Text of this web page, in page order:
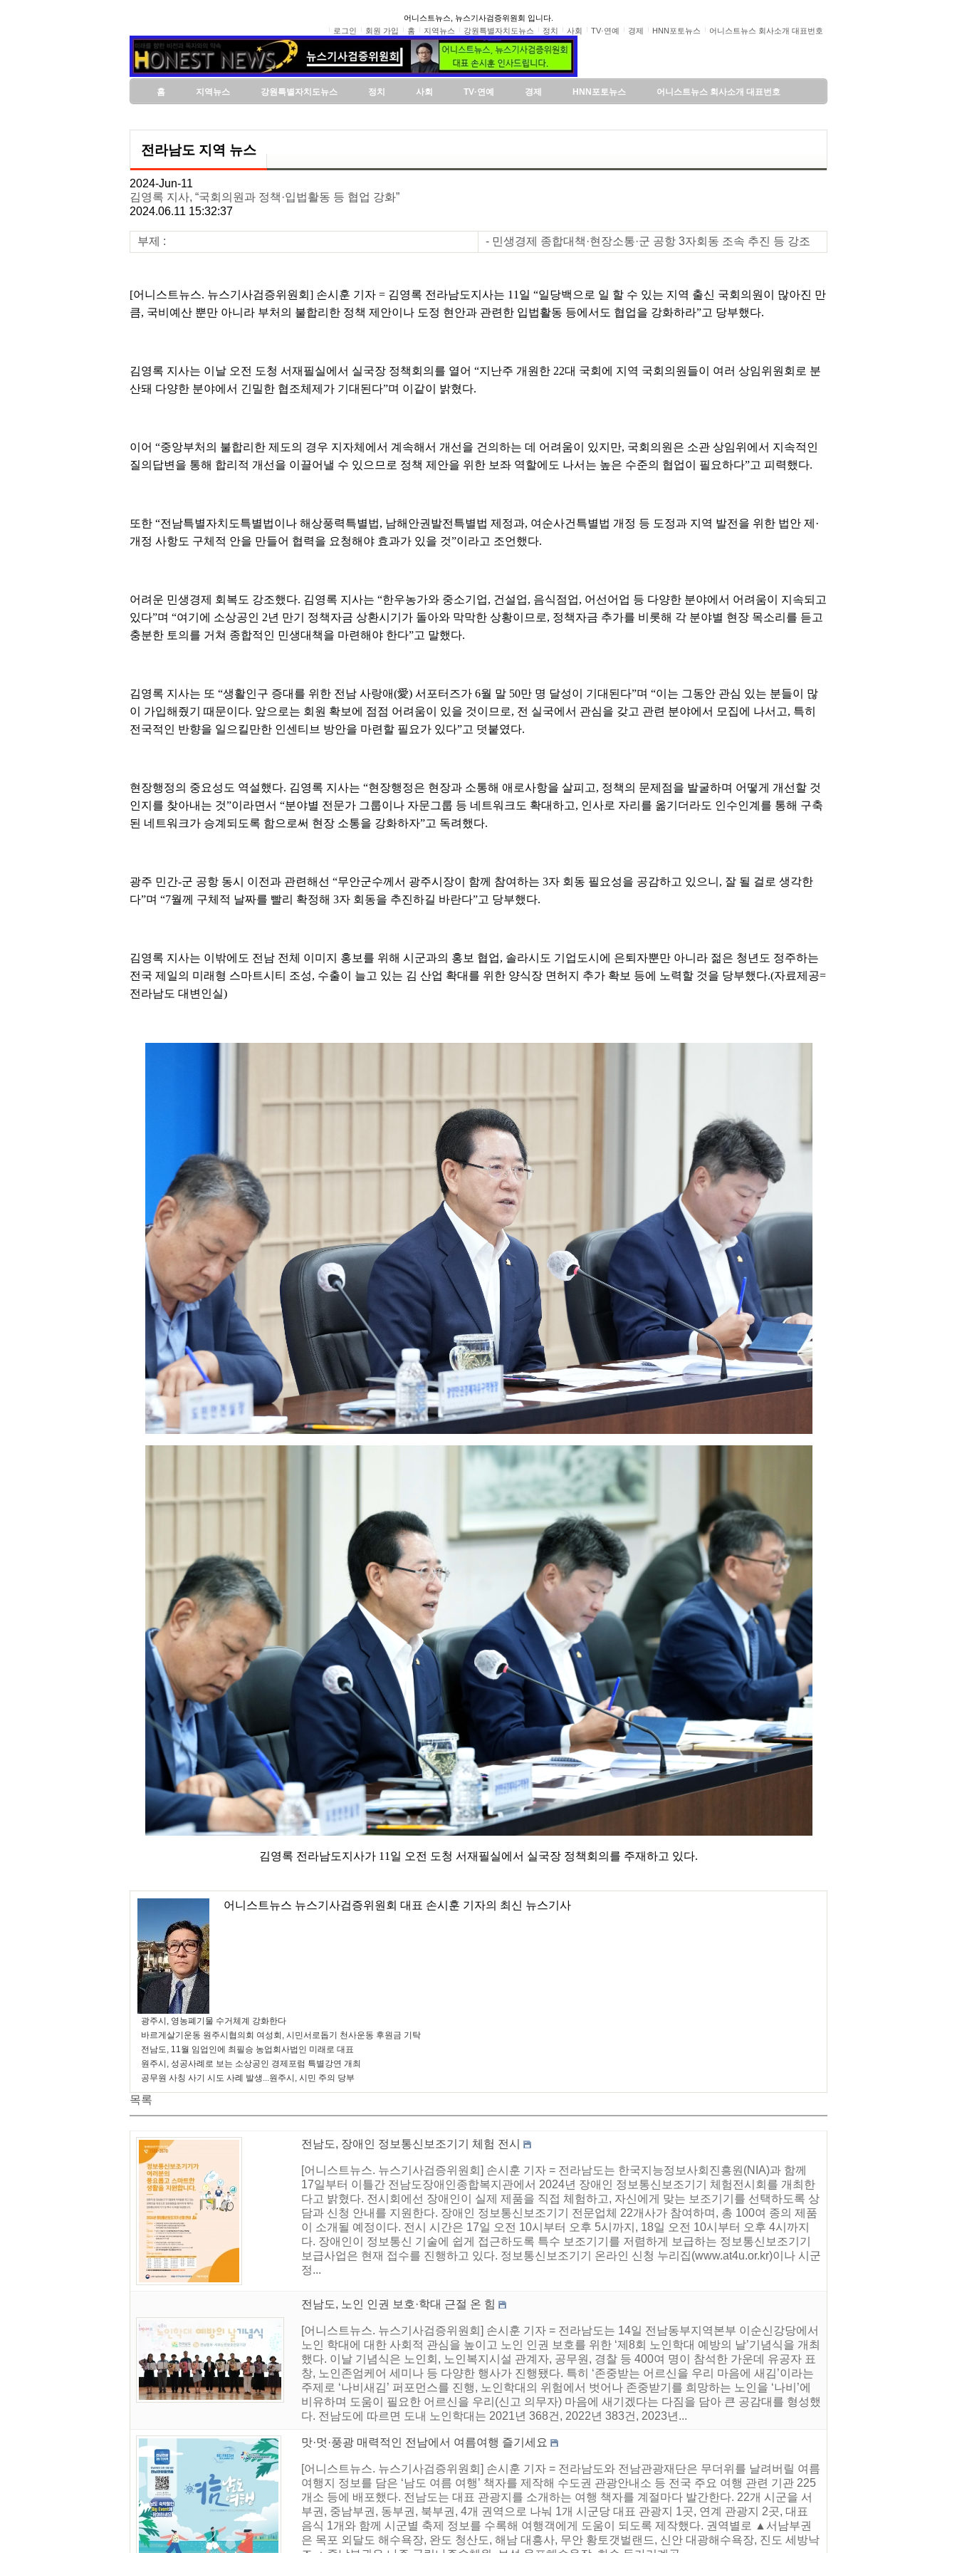
어니스트뉴스, 뉴스기사검증위원회 입니다.
로그인
회원 가입 홈 지역뉴스 강원특별자치도뉴스 정치 사회 TV·연예 경제 HNN포토뉴스 어니스트뉴스 회사소개 대표번호
홈 지역뉴스 강원특별자치도뉴스 정치 사회 TV·연예 경제 HNN포토뉴스 어니스트뉴스 회사소개 대표번호
전라남도 지역 뉴스
2024-Jun-11
김영록 지사, “국회의원과 정책·입법활동 등 협업 강화”
2024.06.11 15:32:37
부제 : - 민생경제 종합대책·현장소통·군 공항 3자회동 조속 추진 등 강조
[어니스트뉴스. 뉴스기사검증위원회] 손시훈 기자 = 김영록 전라남도지사는 11일 “일당백으로 일 할 수 있는 지역 출신 국회의원이 많아진 만
큼, 국비예산 뿐만 아니라 부처의 불합리한 정책 제안이나 도정 현안과 관련한 입법활동 등에서도 협업을 강화하라”고 당부했다.
김영록 지사는 이날 오전 도청 서재필실에서 실국장 정책회의를 열어 “지난주 개원한 22대 국회에 지역 국회의원들이 여러 상임위원회로 분
산돼 다양한 분야에서 긴밀한 협조체제가 기대된다”며 이같이 밝혔다.
이어 “중앙부처의 불합리한 제도의 경우 지자체에서 계속해서 개선을 건의하는 데 어려움이 있지만, 국회의원은 소관 상임위에서 지속적인
질의답변을 통해 합리적 개선을 이끌어낼 수 있으므로 정책 제안을 위한 보좌 역할에도 나서는 높은 수준의 협업이 필요하다”고 피력했다.
또한 “전남특별자치도특별법이나 해상풍력특별법, 남해안권발전특별법 제정과, 여순사건특별법 개정 등 도정과 지역 발전을 위한 법안 제·
개정 사항도 구체적 안을 만들어 협력을 요청해야 효과가 있을 것”이라고 조언했다.
어려운 민생경제 회복도 강조했다. 김영록 지사는 “한우농가와 중소기업, 건설업, 음식점업, 어선어업 등 다양한 분야에서 어려움이 지속되고
있다”며 “여기에 소상공인 2년 만기 정책자금 상환시기가 돌아와 막막한 상황이므로, 정책자금 추가를 비롯해 각 분야별 현장 목소리를 듣고
충분한 토의를 거쳐 종합적인 민생대책을 마련해야 한다”고 말했다.
김영록 지사는 또 “생활인구 증대를 위한 전남 사랑애(愛) 서포터즈가 6월 말 50만 명 달성이 기대된다”며 “이는 그동안 관심 있는 분들이 많
이 가입해줬기 때문이다. 앞으로는 회원 확보에 점점 어려움이 있을 것이므로, 전 실국에서 관심을 갖고 관련 분야에서 모집에 나서고, 특히
전국적인 반향을 일으킬만한 인센티브 방안을 마련할 필요가 있다”고 덧붙였다.
현장행정의 중요성도 역설했다. 김영록 지사는 “현장행정은 현장과 소통해 애로사항을 살피고, 정책의 문제점을 발굴하며 어떻게 개선할 것
인지를 찾아내는 것”이라면서 “분야별 전문가 그룹이나 자문그룹 등 네트워크도 확대하고, 인사로 자리를 옮기더라도 인수인계를 통해 구축
된 네트워크가 승계되도록 함으로써 현장 소통을 강화하자”고 독려했다.
광주 민간-군 공항 동시 이전과 관련해선 “무안군수께서 광주시장이 함께 참여하는 3자 회동 필요성을 공감하고 있으니, 잘 될 걸로 생각한
다”며 “7월께 구체적 날짜를 빨리 확정해 3자 회동을 추진하길 바란다”고 당부했다.
김영록 지사는 이밖에도 전남 전체 이미지 홍보를 위해 시군과의 홍보 협업, 솔라시도 기업도시에 은퇴자뿐만 아니라 젊은 청년도 정주하는
전국 제일의 미래형 스마트시티 조성, 수출이 늘고 있는 김 산업 확대를 위한 양식장 면허지 추가 확보 등에 노력할 것을 당부했다.(자료제공=
전라남도 대변인실)
김영록 전라남도지사가 11일 오전 도청 서재필실에서 실국장 정책회의를 주재하고 있다.
어니스트뉴스 뉴스기사검증위원회 대표 손시훈 기자의 최신 뉴스기사
광주시, 영농폐기물 수거체계 강화한다
바르게살기운동 원주시협의회 여성회, 시민서로돕기 천사운동 후원금 기탁
전남도, 11월 임업인에 최필승 농업회사법인 미래로 대표
원주시, 성공사례로 보는 소상공인 경제포럼 특별강연 개최
공무원 사칭 사기 시도 사례 발생...원주시, 시민 주의 당부
목록
전남도, 장애인 정보통신보조기기 체험 전시
[어니스트뉴스. 뉴스기사검증위원회] 손시훈 기자 = 전라남도는 한국지능정보사회진흥원(NIA)과 함께
17일부터 이틀간 전남도장애인종합복지관에서 2024년 장애인 정보통신보조기기 체험전시회를 개최한
다고 밝혔다. 전시회에선 장애인이 실제 제품을 직접 체험하고, 자신에게 맞는 보조기기를 선택하도록 상
담과 신청 안내를 지원한다. 장애인 정보통신보조기기 전문업체 22개사가 참여하며, 총 100여 종의 제품
이 소개될 예정이다. 전시 시간은 17일 오전 10시부터 오후 5시까지, 18일 오전 10시부터 오후 4시까지
다. 장애인이 정보통신 기술에 쉽게 접근하도록 특수 보조기기를 저렴하게 보급하는 정보통신보조기기
보급사업은 현재 접수를 진행하고 있다. 정보통신보조기기 온라인 신청 누리집(www.at4u.or.kr)이나 시군
정...
전남도, 노인 인권 보호·학대 근절 온 힘
[어니스트뉴스. 뉴스기사검증위원회] 손시훈 기자 = 전라남도는 14일 전남동부지역본부 이순신강당에서
노인 학대에 대한 사회적 관심을 높이고 노인 인권 보호를 위한 ‘제8회 노인학대 예방의 날’기념식을 개최
했다. 이날 기념식은 노인회, 노인복지시설 관계자, 공무원, 경찰 등 400여 명이 참석한 가운데 유공자 표
창, 노인존엄케어 세미나 등 다양한 행사가 진행됐다. 특히 ‘존중받는 어르신을 우리 마음에 새김’이라는
주제로 ‘나비새김’ 퍼포먼스를 진행, 노인학대의 위험에서 벗어나 존중받기를 희망하는 노인을 ‘나비’에
비유하며 도움이 필요한 어르신을 우리(신고 의무자) 마음에 새기겠다는 다짐을 담아 큰 공감대를 형성했
다. 전남도에 따르면 도내 노인학대는 2021년 368건, 2022년 383건, 2023년...
맛·멋·풍광 매력적인 전남에서 여름여행 즐기세요
[어니스트뉴스. 뉴스기사검증위원회] 손시훈 기자 = 전라남도와 전남관광재단은 무더위를 날려버릴 여름
여행지 정보를 담은 ‘남도 여름 여행’ 책자를 제작해 수도권 관광안내소 등 전국 주요 여행 관련 기관 225
개소 등에 배포했다. 전남도는 대표 관광지를 소개하는 여행 책자를 계절마다 발간한다. 22개 시군을 서
부권, 중남부권, 동부권, 북부권, 4개 권역으로 나눠 1개 시군당 대표 관광지 1곳, 연계 관광지 2곳, 대표
음식 1개와 함께 시군별 축제 정보를 수록해 여행객에게 도움이 되도록 제작했다. 권역별로 ▲서남부권
은 목포 외달도 해수욕장, 완도 청산도, 해남 대흥사, 무안 황토갯벌랜드, 신안 대광해수욕장, 진도 세방낙